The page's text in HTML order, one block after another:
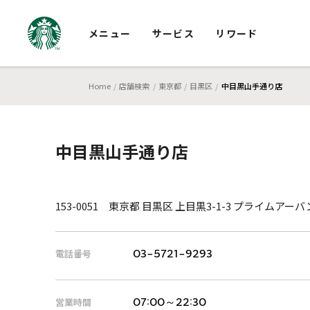
メニュー サービス リワード
Home 店舗検索 東京都 目黒区 中目黒山手通り店
中目黒山手通り店
153-0051 東京都 目黒区 上目黒3-1-3 プライムアー
電話番号 03-5721-9293
営業時間 07:00～22:30